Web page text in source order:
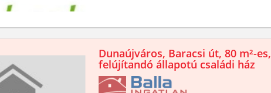
Dunaújváros, Baracsi út, 80 m²-es,
felújítandó állapotú családi ház